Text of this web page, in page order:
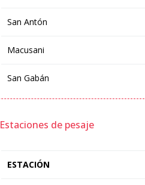
San Antón
Macusani
San Gabán
Estaciones de pesaje
ESTACIÓN